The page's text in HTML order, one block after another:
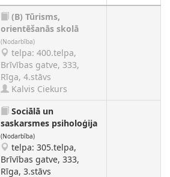
(B) Tūrisms,
orientēšanās skolā
(Nodarbība)
telpa: 400.telpa,
Brīvības gatve, 333,
Rīga, 4.stāvs
Kalvis Ciekurs
Sociālā un
saskarsmes psiholoģija
(Nodarbība)
telpa: 305.telpa,
Brīvības gatve, 333,
Rīga, 3.stāvs